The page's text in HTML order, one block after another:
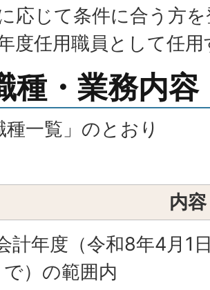
応じて条件に合う方
度任用職員として任
種・業務内容
種一覧」のとおり
内容
計年度（令和8年4月1
で）の範囲内